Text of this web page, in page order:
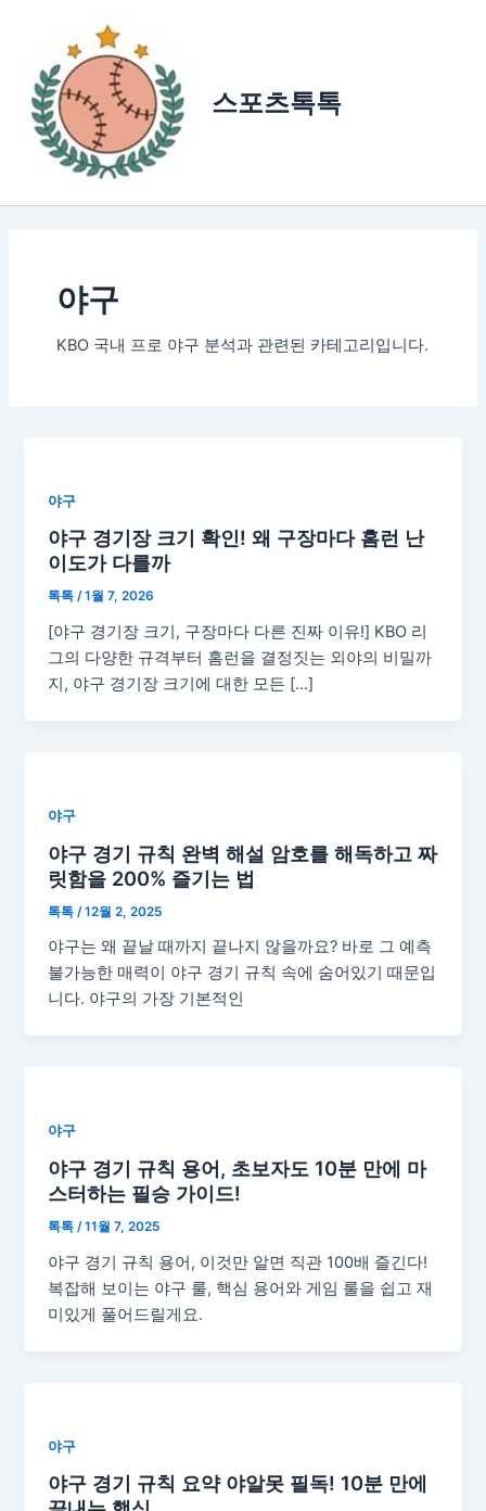
스포츠톡톡
야구
KBO 국내 프로 야구 분석과 관련된 카테고리입니다.
야구
야구 경기장 크기 확인! 왜 구장마다 홈런 난
이도가 다를까
톡톡/1월 7, 2026
[야구 경기장 크기, 구장마다 다른 진짜 이유!] KBO 리
그의 다양한 규격부터 홈런을 결정짓는 외야의 비밀까
지, 야구 경기장 크기에 대한 모든 […]
야구
야구 경기 규칙 완벽 해설 암호를 해독하고 짜
릿함을 200% 즐기는 법
톡톡 /12월 2, 2025
야구는 왜 끝날 때까지 끝나지 않을까요? 바로 그 예측
불가능한 매력이 야구 경기 규칙 속에 숨어있기 때문입
니다. 야구의 가장 기본적인
야구
야구 경기 규칙 용어, 초보자도 10분 만에 마
스터하는 필승 가이드!
톡톡/11월 7, 2025
야구 경기 규칙 용어, 이것만 알면 직관 100배 즐긴다!
복잡해 보이는 야구 룰, 핵심 용어와 게임 룰을 쉽고 재
미있게 풀어드릴게요.
야구
야구 경기 규칙 요약 야알못 필독! 10분 만에